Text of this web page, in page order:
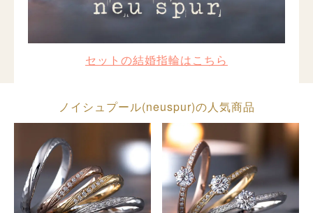
セットの結婚指輪はこちら
ノイシュプール(neuspur)の人気商品